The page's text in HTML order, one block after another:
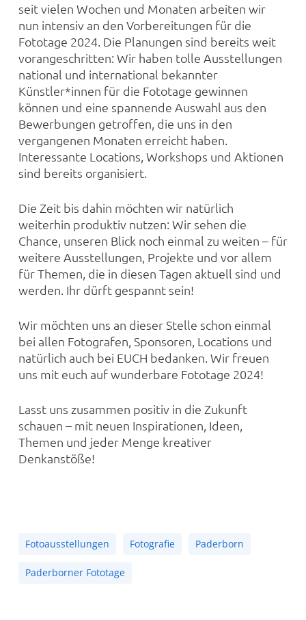
seit vielen Wochen und Monaten arbeiten wir
nun intensiv an den Vorbereitungen für die
Fototage 2024. Die Planungen sind bereits weit
vorangeschritten: Wir haben tolle Ausstellungen
national und international bekannter
Künstler*innen für die Fototage gewinnen
können und eine spannende Auswahl aus den
Bewerbungen getroffen, die uns in den
vergangenen Monaten erreicht haben.
Interessante Locations, Workshops und Aktionen
sind bereits organisiert.
Die Zeit bis dahin möchten wir natürlich
weiterhin produktiv nutzen: Wir sehen die
Chance, unseren Blick noch einmal zu weiten – für
weitere Ausstellungen, Projekte und vor allem
für Themen, die in diesen Tagen aktuell sind und
werden. Ihr dürft gespannt sein!
Wir möchten uns an dieser Stelle schon einmal
bei allen Fotografen, Sponsoren, Locations und
natürlich auch bei EUCH bedanken. Wir freuen
uns mit euch auf wunderbare Fototage 2024!
Lasst uns zusammen positiv in die Zukunft
schauen – mit neuen Inspirationen, Ideen,
Themen und jeder Menge kreativer
Denkanstöße!
Fotoausstellungen Fotografie Paderborn
Paderborner Fototage